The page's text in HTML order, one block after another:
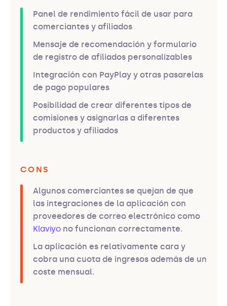
Panel de rendimiento fácil de usar para
comerciantes y afiliados
Mensaje de recomendación y formulario
de registro de afiliados personalizables
Integración con PayPlay y otras pasarelas
de pago populares
Posibilidad de crear diferentes tipos de
comisiones y asignarlas a diferentes
productos y afiliados
CONS
Algunos comerciantes se quejan de que
las integraciones de la aplicación con
proveedores de correo electrónico como
Klaviyono funcionan correctamente.
La aplicación es relativamente cara y
cobra una cuota de ingresos además de un
coste mensual.